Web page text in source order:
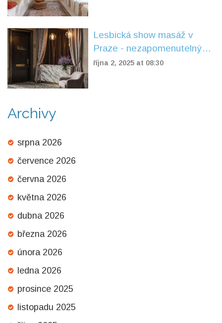
Lesbická show masáž v
Praze - nezapomenutelný
erotický zážitek
října 2, 2025 at 08:30
Archivy
srpna 2026
července 2026
června 2026
května 2026
dubna 2026
března 2026
února 2026
ledna 2026
prosince 2025
listopadu 2025